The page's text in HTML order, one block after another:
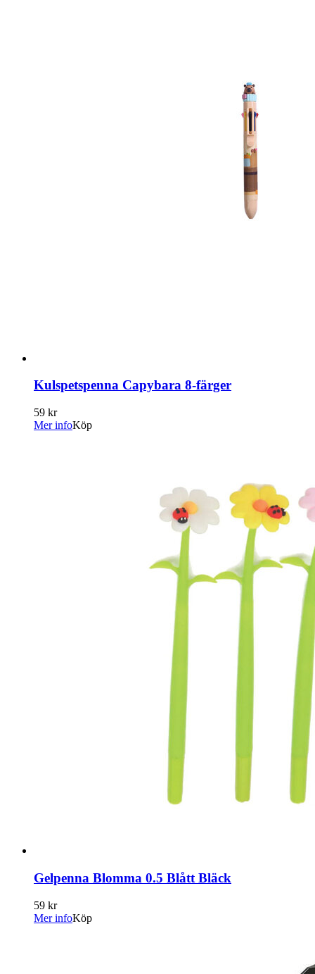
Kulspetspenna Capybara 8-färger
59 kr
Mer infoKöp
Gelpenna Blomma 0.5 Blått Bläck
59 kr
Mer infoKöp